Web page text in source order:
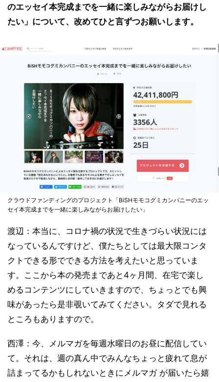
のエッセイ本完成までを一緒に楽しみながらお届けし
たい」について、改めてひと言ずつお願いします。
クラウドファンディングのプロジェクト「BiSHモモコグミカンパニーのエッ
セイ本完成までを一緒に楽しみながらお届けしたい」
渡辺：本当に、コロナ禍の状況で生きづらい状況には
なっているんですけど、僕たちとしては最大限コンタ
クトできる形でできる方法を考えたいと思っていま
す。ここから本の発売まであと4ヶ月間、在宅で楽し
めるコンテンツにしていきますので、ちょっとでも興
味があったら是非覗いてみてください。タダで見れる
ところもありますので。
西澤：今、メルマガを毎週水曜日のお昼に配信してい
て。それは、週の真ん中でみんなちょっと疲れて息が
詰まってるかもしれないときにメルマガ が届いたら嬉